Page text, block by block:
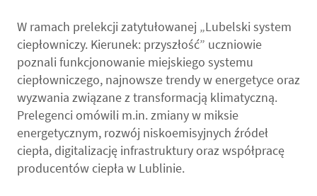
W ramach prelekcji zatytułowanej „Lubelski system
ciepłowniczy. Kierunek: przyszłość” uczniowie
poznali funkcjonowanie miejskiego systemu
ciepłowniczego, najnowsze trendy w energetyce oraz
wyzwania związane z transformacją klimatyczną.
Prelegenci omówili m.in. zmiany w miksie
energetycznym, rozwój niskoemisyjnych źródeł
ciepła, digitalizację infrastruktury oraz współpracę
producentów ciepła w Lublinie.